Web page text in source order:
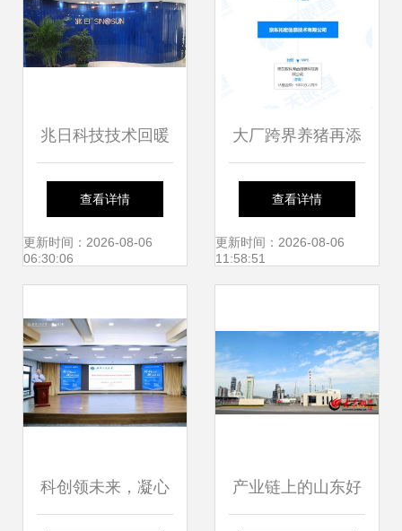
兆日科技技术回暖
反弹信号已现，把
握先机需理性看待
查看详情
更新时间：2026-08-06
06:30:06
大厂跨界养猪再添
新例 京东公开猪饲
料投喂系统专利，
成趋势
查看详情
更新时间：2026-08-06
11:58:51
科创领未来，凝心 产业链上的山东好